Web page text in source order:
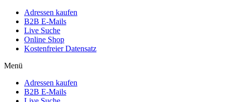
Adressen kaufen
B2B E-Mails
Live Suche
Online Shop
Kostenfreier Datensatz
Menü
Adressen kaufen
B2B E-Mails